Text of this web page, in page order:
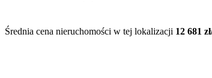
Średnia cena nieruchomości w tej lokalizacji 12 681